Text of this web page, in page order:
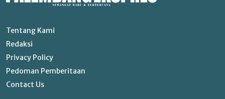
Tentang Kami
Redaksi
Privacy Policy
Pedoman Pemberitaan
Contact Us